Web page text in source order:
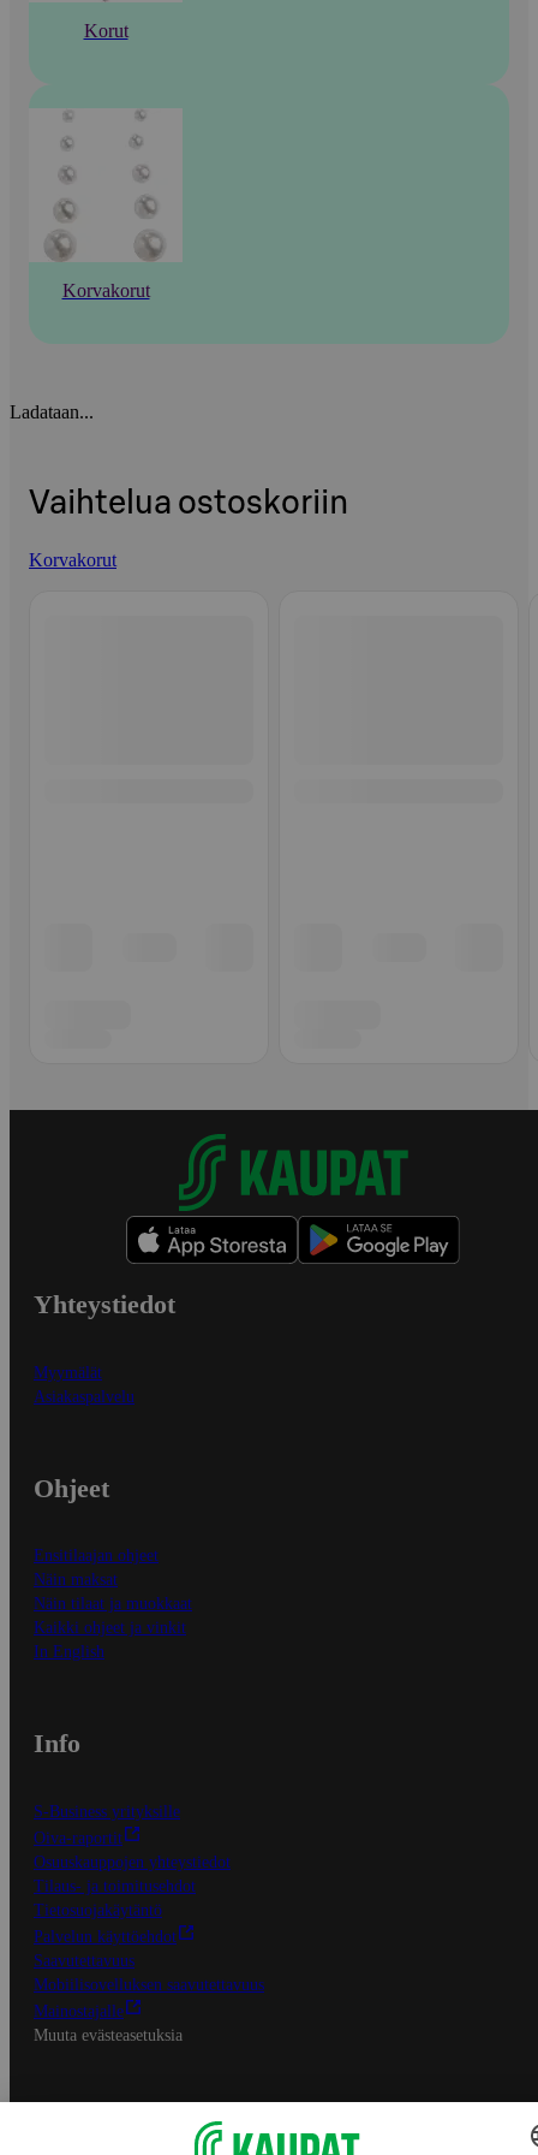
Korut
Korvakorut
Ladataan...
Vaihtelua ostoskoriin
Korvakorut
Yhteystiedot
Myymälät
Asiakaspalvelu
Ohjeet
Ensitilaajan ohjeet
Näin maksat
Näin tilaat ja muokkaat
Kaikki ohjeet ja vinkit
In English
Info
S-Business yrityksille
Oiva-raportit
Osuuskauppojen yhteystiedot
Tilaus- ja toimitusehdot
Tietosuojakäytäntö
Palvelun käyttöehdot
Saavutettavuus
Mobiilisovelluksen saavutettavuus
Mainostajalle
Muuta evästeasetuksia
S-ryhmän palvelut